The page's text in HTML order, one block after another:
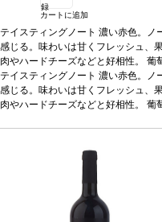
録
カートに追加
テイスティングノート 濃い赤色。ノ
感じる。味わいは甘くフレッシュ、
肉やハードチーズなどと好相性。 葡
の場合、在庫があり価格が同様の場
す、ご了承ください。
テイスティングノート 濃い赤色。ノ
感じる。味わいは甘くフレッシュ、
肉やハードチーズなどと好相性。 葡